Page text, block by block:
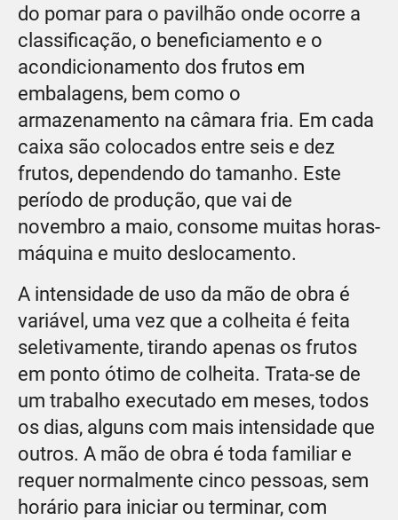
do pomar para o pavilhão onde ocorre a
classificação, o beneficiamento e o
acondicionamento dos frutos em
embalagens, bem como o
armazenamento na câmara fria. Em cada
caixa são colocados entre seis e dez
frutos, dependendo do tamanho. Este
período de produção, que vai de
novembro a maio, consome muitas horas-
máquina e muito deslocamento.
A intensidade de uso da mão de obra é
variável, uma vez que a colheita é feita
seletivamente, tirando apenas os frutos
em ponto ótimo de colheita. Trata-se de
um trabalho executado em meses, todos
os dias, alguns com mais intensidade que
outros. A mão de obra é toda familiar e
requer normalmente cinco pessoas, sem
horário para iniciar ou terminar, com